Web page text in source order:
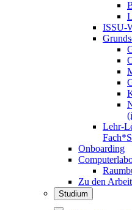
ISSU-
Lehr-
Onboarding
Zu den
Studium